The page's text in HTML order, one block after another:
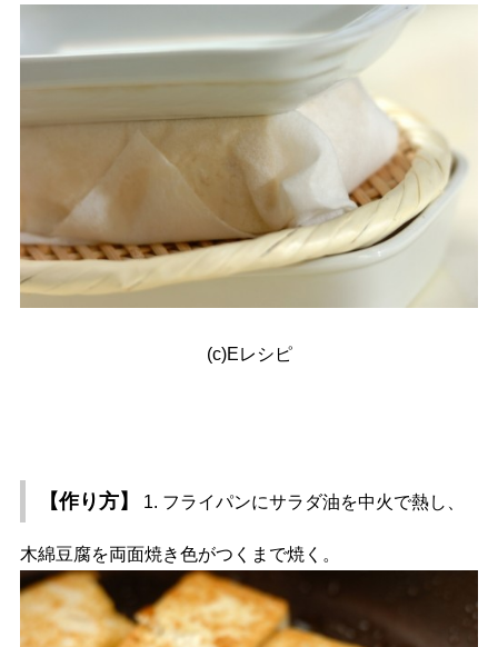
(c)Eレシピ
【作り方】 1. フライパンにサラダ油を中火で熱し、
木綿豆腐を両面焼き色がつくまで焼く。